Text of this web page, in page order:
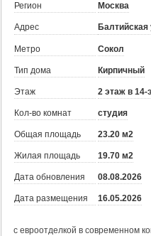
Регион Москва
Адрес Балтийская
Метро Сокол
Тип дома Кирпичный
Этаж 2 этаж в
Кол-во комнат студия
Общая площадь 23.20 м2
Жилая площадь 19.70 м2
Дата обновления 08.08.2026
Дата размещения 16.05.2026
с евроотделкой в современном